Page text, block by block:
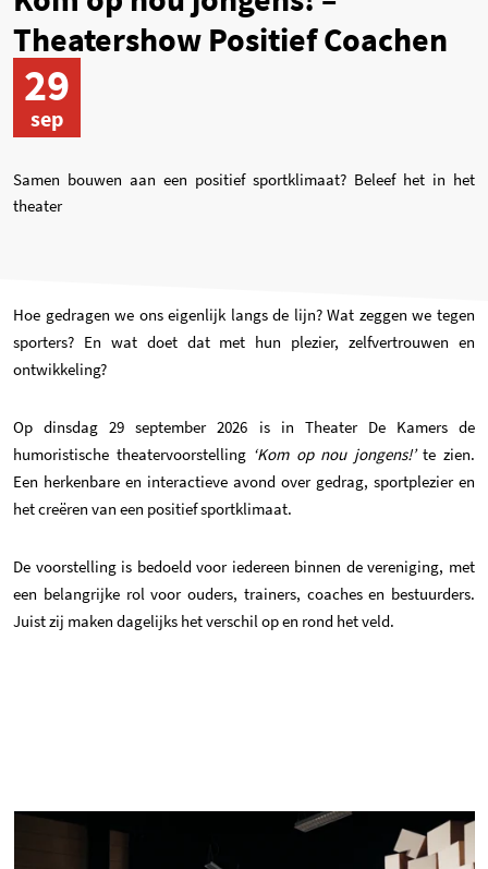
Theatershow Positief Coachen
29
sep
Samen bouwen aan een positief sportklimaat? Beleef het in het
theater
Hoe gedragen we ons eigenlijk langs de lijn? Wat zeggen we tegen
sporters? En wat doet dat met hun plezier, zelfvertrouwen en
ontwikkeling?
Op dinsdag 29 september 2026 is in Theater De Kamersde
humoristische theatervoorstelling ‘Kom op nou jongens!’te zien.
Een herkenbare en interactieve avond over gedrag, sportplezier en
het creëren van een positief sportklimaat.
De voorstelling is bedoeld voor iedereen binnen de vereniging, met
een belangrijke rol voor ouders, trainers, coaches en bestuurders.
Juist zij maken dagelijks het verschil op en rond het veld.